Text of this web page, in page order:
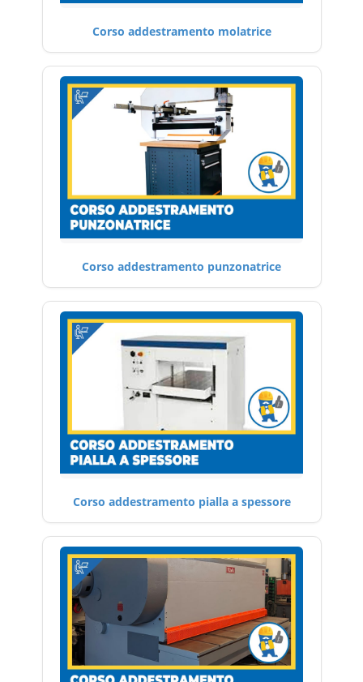
Corso addestramento molatrice
Corso addestramento punzonatrice
Corso addestramento pialla a spessore